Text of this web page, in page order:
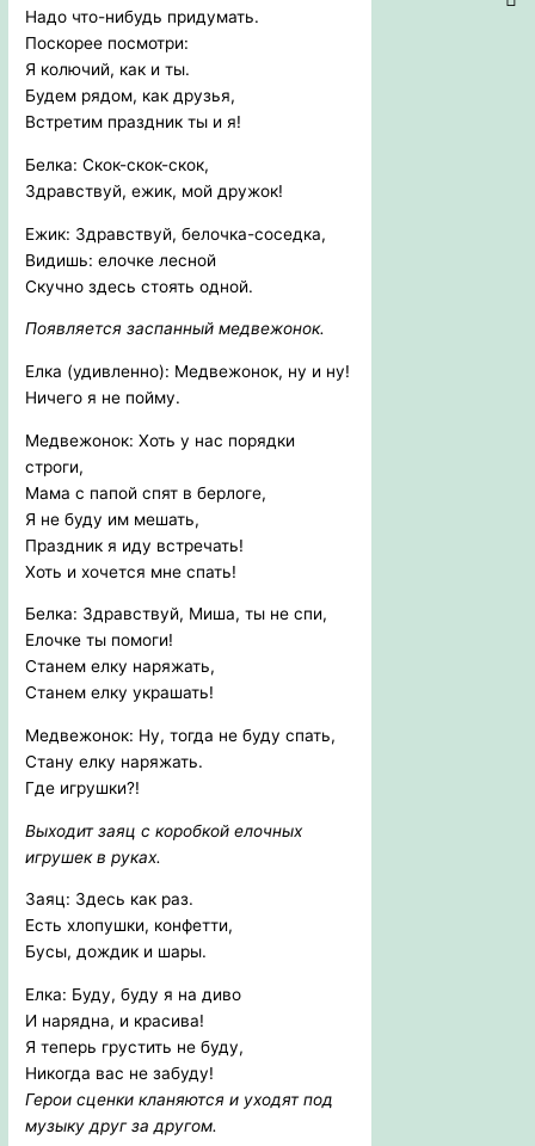
Надо что-нибудь придумать.
Поскорее посмотри:
Я колючий, как и ты.
Будем рядом, как друзья,
Встретим праздник ты и я!
Белка: Скок-скок-скок,
Здравствуй, ежик, мой дружок!
Ежик: Здравствуй, белочка-соседка,
Видишь: елочке лесной
Скучно здесь стоять одной.
Появляется заспанный медвежонок.
Елка (удивленно): Медвежонок, ну и ну!
Ничего я не пойму.
Медвежонок: Хоть у нас порядки
строги,
Мама с папой спят в берлоге,
Я не буду им мешать,
Праздник я иду встречать!
Хоть и хочется мне спать!
Белка: Здравствуй, Миша, ты не спи,
Елочке ты помоги!
Станем елку наряжать,
Станем елку украшать!
Медвежонок: Ну, тогда не буду спать,
Стану елку наряжать.
Где игрушки?!
Выходит заяц с коробкой елочных
игрушек в руках.
Заяц: Здесь как раз.
Есть хлопушки, конфетти,
Бусы, дождик и шары.
Елка: Буду, буду я на диво
И нарядна, и красива!
Я теперь грустить не буду,
Никогда вас не забуду!
Герои сценки кланяются и уходят под
музыку друг за другом.